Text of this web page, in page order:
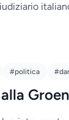
#politica